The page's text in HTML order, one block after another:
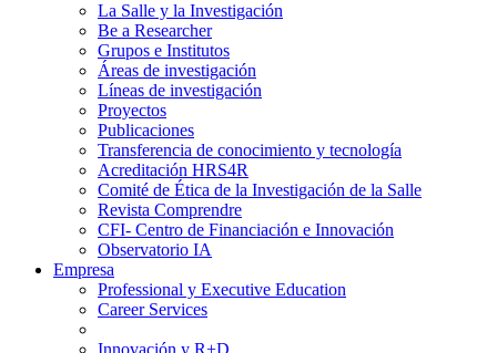
La Salle y la Investigación
Be a Researcher
Grupos e Institutos
Áreas de investigación
Líneas de investigación
Proyectos
Publicaciones
Transferencia de conocimiento y tecnología
Acreditación HRS4R
Comité de Ética de la Investigación de la Salle
Revista Comprendre
CFI- Centro de Financiación e Innovación
Observatorio IA
Empresa
Professional y Executive Education
Career Services
Innovación y R+D